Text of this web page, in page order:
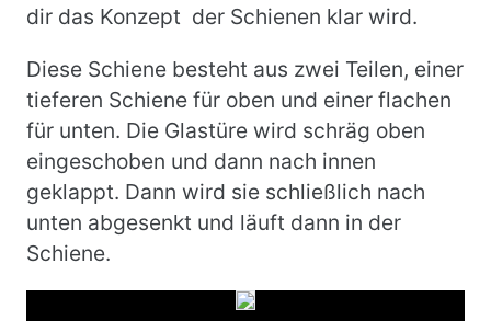
dir das Konzept der Schienen klar wird.
Diese Schiene besteht aus zwei Teilen, einer
tieferen Schiene für oben und einer flachen
für unten. Die Glastüre wird schräg oben
eingeschoben und dann nach innen
geklappt. Dann wird sie schließlich nach
unten abgesenkt und läuft dann in der
Schiene.